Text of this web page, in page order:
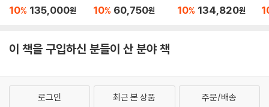
10% 135,000원 10% 60,750원
+윙즈12+쥐라기+디
10% 134,820원
이 책을 구입하신 분들이 산 분야 책
로그인 최근 본 상품 주문/배송